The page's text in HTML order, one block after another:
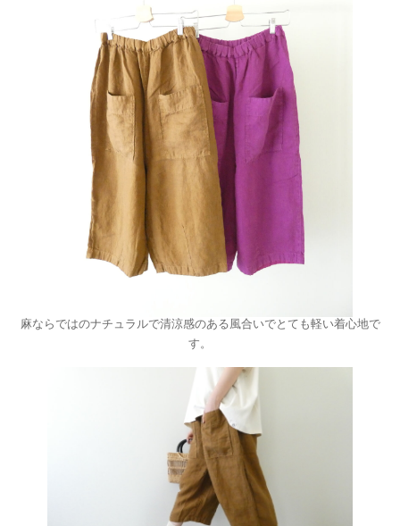
麻ならではのナチュラルで清涼感のある風合いでとても軽い着心地で
す。